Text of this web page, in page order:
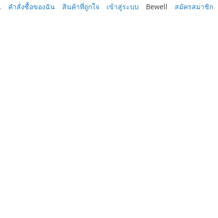
คำสั่งซื้อของฉัน สินค้าที่ถูกใจ เข้าสู่ระบบ Bewell สมัครสมาชิก